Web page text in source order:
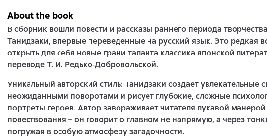
About the book
В сборник вошли повести и рассказы раннего периода
Танидзаки, впервые переведенные на русский язык. Это редкая
открыть для себя новые грани таланта классика японской
переводе Т. И. Редько‑Добровольской.
Уникальный авторский стиль: Танидзаки создает увлекательные
неожиданными поворотами и рисует глубокие, сложные
портреты героев. Автор завораживает читателя лукавой манерой
повествования – он говорит о главном не напрямую, а через
погружая в особую атмосферу загадочности.